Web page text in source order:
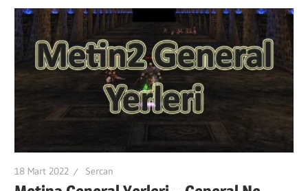
Amcası
18 Mart 2022 Sercan